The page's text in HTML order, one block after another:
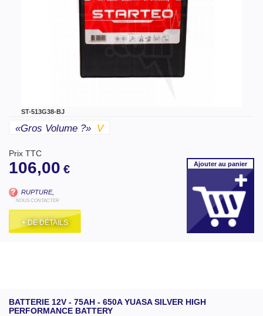
ST-513G38-BJ
«gros Volume ?» V
Prix TTC
106,00 €
RUPTURE,
NOUS CONTACTER
+ DE DÉTAILS
Ajouterau panier
BATTERIE 12V - 75AH - 650A YUASA SILVER HIGH
PERFORMANCE BATTERY